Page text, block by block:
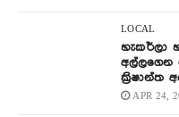
LOCAL
හැකර්ලා
අල්ලගෙන
ක්‍රිෂාන්ත
APR 24,